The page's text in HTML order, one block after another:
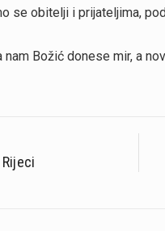
se obitelji i prijateljima,
Božić donese mir, a